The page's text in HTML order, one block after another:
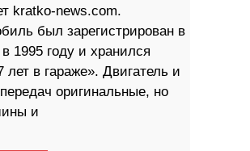
kratko-news.com.
был зарегистрирован в
1995 году и хранился
лет в гараже». Двигатель и
оригинальные, но
и